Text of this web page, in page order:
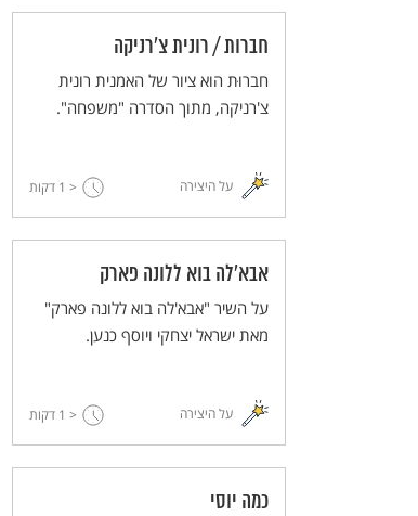
חברות / רונית צ'רניקה
חברוּת הוא ציור של האמנית רונית
צ'רניקה, מתוך הסדרה "משפחה".
על היצירה < 1 דקות
אבא'לה בוא ללונה פארק
על השיר "אבא'לה בוא ללונה פארק"
מאת ישראל יצחקי ויוסף כנען.
על היצירה < 1 דקות
כמה יוסי